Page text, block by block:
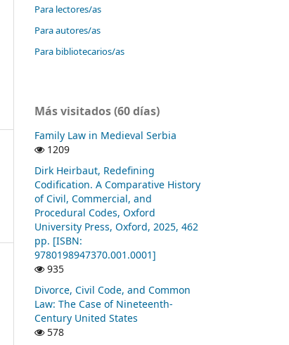
Para lectores/as
Para autores/as
Para bibliotecarios/as
Más visitados (60 días)
Family Law in Medieval Serbia
1209
Dirk Heirbaut, Redefining
Codification. A Comparative History
of Civil, Commercial, and
Procedural Codes, Oxford
University Press, Oxford, 2025, 462
pp. [ISBN:
9780198947370.001.0001]
935
Divorce, Civil Code, and Common
Law: The Case of Nineteenth-
Century United States
578